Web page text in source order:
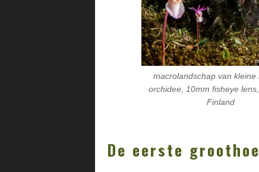
macrolandschap van kleine
orchidee, 10mm fisheye
Finland
De eerste